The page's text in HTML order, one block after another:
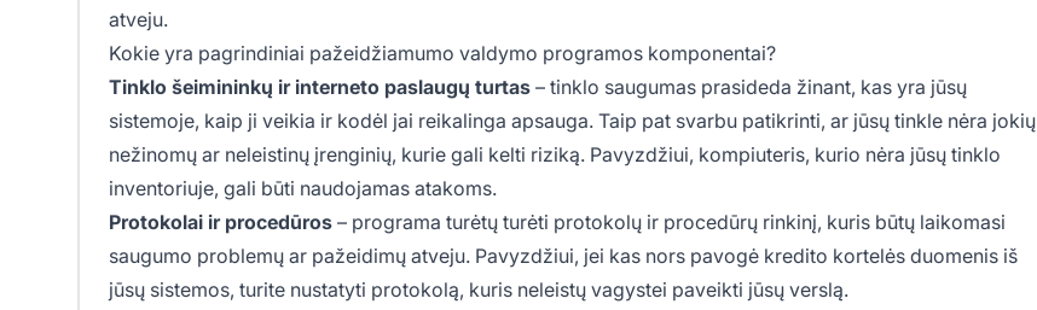
atveju.
Kokie yra pagrindiniai pažeidžiamumo valdymo programos komponentai?
Tinklo šeimininkų ir interneto paslaugų turtas – tinklo saugumas prasideda žinant, kas yra jūsų
sistemoje, kaip ji veikia ir kodėl jai reikalinga apsauga. Taip pat svarbu patikrinti, ar jūsų tinkle nėra jokių
nežinomų ar neleistinų įrenginių, kurie gali kelti riziką. Pavyzdžiui, kompiuteris, kurio nėra jūsų tinklo
inventoriuje, gali būti naudojamas atakoms.
Protokolai ir procedūros – programa turėtų turėti protokolų ir procedūrų rinkinį, kuris būtų laikomasi
saugumo problemų ar pažeidimų atveju. Pavyzdžiui, jei kas nors pavogė kredito kortelės duomenis iš
jūsų sistemos, turite nustatyti protokolą, kuris neleistų vagystei paveikti jūsų verslą.